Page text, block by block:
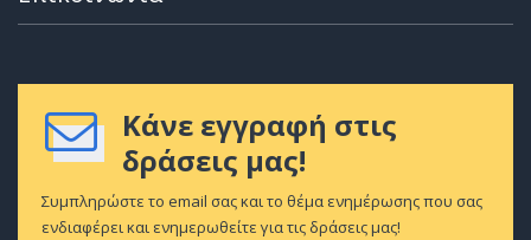
Κάνε εγγραφή στις
δράσεις μας!
Συμπληρώστε το email σας και το θέμα ενημέρωσης που σας
ενδιαφέρει και ενημερωθείτε για τις δράσεις μας!